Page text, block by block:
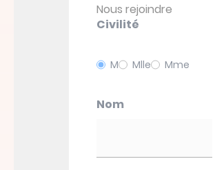
Nous rejoindre
Civilité
M Mlle Mme
Nom